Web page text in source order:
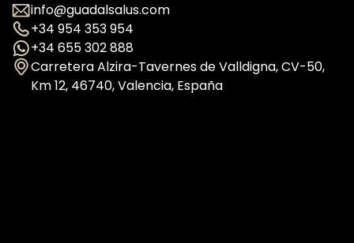
info@guadalsalus.com
+34 954 353 954
+34 655 302 888
Carretera Alzira-Tavernes de Valldigna, CV-50,
Km 12, 46740, Valencia, España